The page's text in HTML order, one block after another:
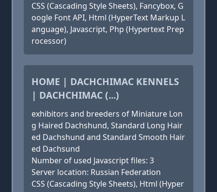
CSS (Cascading Style Sheets), Fancybox, G
oogle Font API, Html (HyperText Markup L
anguage), Javascript, Php (Hypertext Prep
rocessor)
HOME | DACHCHIMAC KENNELS
| DACHCHIMAC (...)
exhibitors and breeders of Miniature Lon
g Haired Dachshund, Standard Long Hair
ed Dachshund and Standard Smooth Hair
ed Dachsund
Number of used Javascript files: 3
Server location: Russian Federation
CSS (Cascading Style Sheets), Html (Hyper